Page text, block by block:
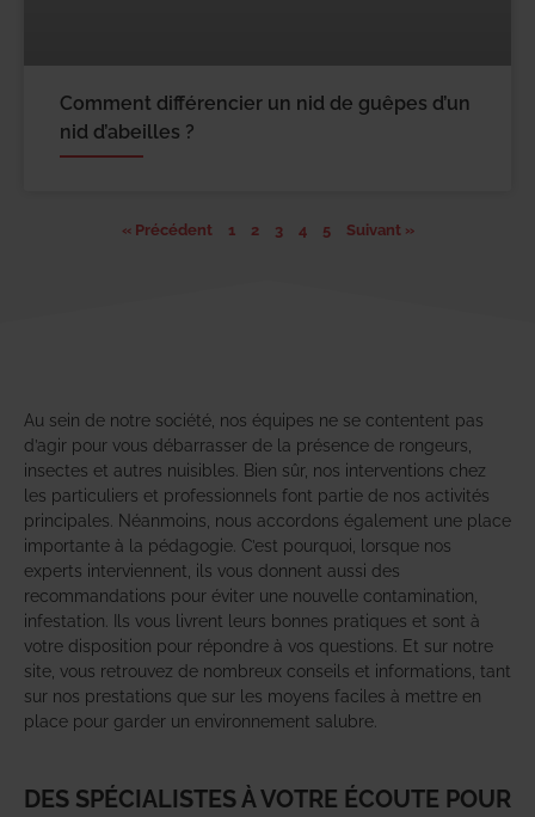
Comment différencier un nid de guêpes d’un
nid d’abeilles ?
« Précédent 1 2 3 4 5 Suivant »
Au sein de notre société, nos équipes ne se contentent pas
d’agir pour vous débarrasser de la présence de rongeurs,
insectes et autres nuisibles. Bien sûr, nos interventions chez
les particuliers et professionnels font partie de nos activités
principales. Néanmoins, nous accordons également une place
importante à la pédagogie. C’est pourquoi, lorsque nos
experts interviennent, ils vous donnent aussi des
recommandations pour éviter une nouvelle contamination,
infestation. Ils vous livrent leurs bonnes pratiques et sont à
votre disposition pour répondre à vos questions. Et sur notre
site, vous retrouvez de nombreux conseils et informations, tant
sur nos prestations que sur les moyens faciles à mettre en
place pour garder un environnement salubre.
DES SPÉCIALISTES À VOTRE ÉCOUTE POUR